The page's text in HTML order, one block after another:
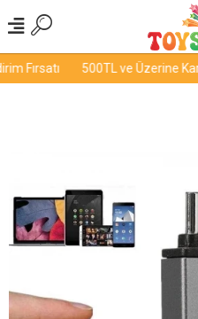
Fırsatı 500TL ve Üzerine